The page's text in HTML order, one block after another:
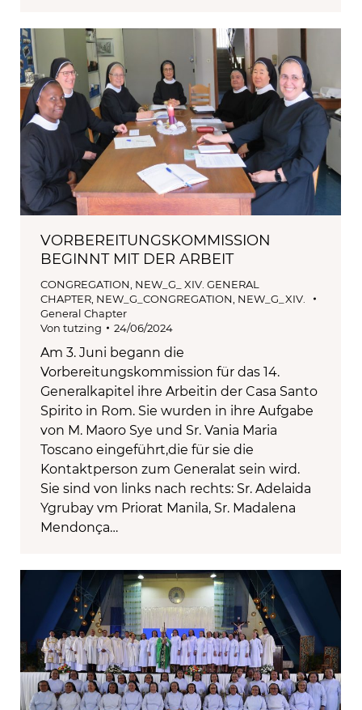
VORBEREITUNGSKOMMISSION
BEGINNT MIT DER ARBEIT
CONGREGATION NEW_G_ XIV. GENERAL
CHAPTER NEW_G_CONGREGATION NEW_G_XIV.
General Chapter
Von tutzing 24/06/2024
Am 3. Juni begann die
Vorbereitungskommission für das 14.
Generalkapitel ihre Arbeitin der Casa Santo
Spirito in Rom. Sie wurden in ihre Aufgabe
von M. Maoro Sye und Sr. Vania Maria
Toscano eingeführt,die für sie die
Kontaktperson zum Generalat sein wird.
Sie sind von links nach rechts: Sr. Adelaida
Ygrubay vm Priorat Manila, Sr. Madalena
Mendonça…